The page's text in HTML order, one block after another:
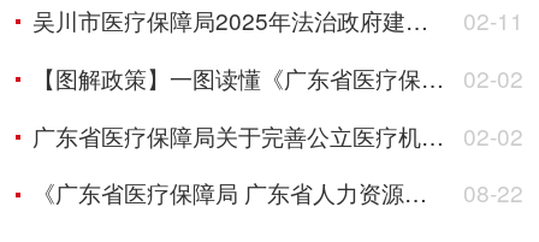
吴川市医疗保障局2025年法治政府建设年度报告
02-11
【图解政策】一图读懂《广东省医疗保障局关于完善公立医疗机构医疗服务价格管理机制的通知》
02-02
广东省医疗保障局关于完善公立医疗机构医疗服务价格管理机制的通知
02-02
《广东省医疗保障局 广东省人力资源和社会保障厅关于调整生育相关诊疗项目限定支付范围的通知》政策解读
08-22